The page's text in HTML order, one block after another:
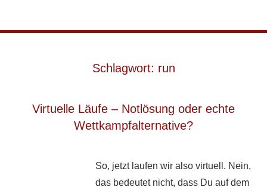
Skip to main content
Schlagwort: run
Virtuelle Läufe – Notlösung oder echte
Wettkampfalternative?
So, jetzt laufen wir also virtuell. Nein,
das bedeutet nicht, dass Du auf dem